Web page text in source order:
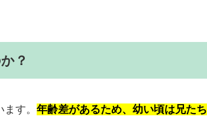
？
す。 年齢差があるため、幼い頃は兄たち